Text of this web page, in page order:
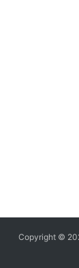
Copyright ©